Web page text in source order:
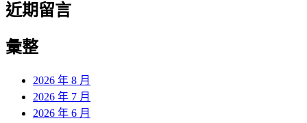
近期留言
彙整
2026 年 8 月
2026 年 7 月
2026 年 6 月